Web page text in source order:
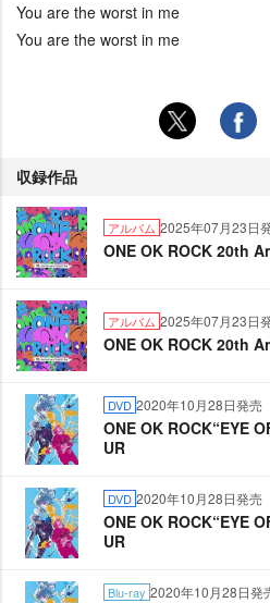
You are the worst in me
You are the worst in me
収録作品
アルバム 2025年07月23日
ONE OK ROCK 20th
アルバム 2025年07月23日
ONE OK ROCK 20th
DVD 2020年10月28日発売
ONE OK ROCK“EYE
UR
DVD 2020年10月28日発売
ONE OK ROCK“EYE
UR
Blu-ray 2020年10月28日発